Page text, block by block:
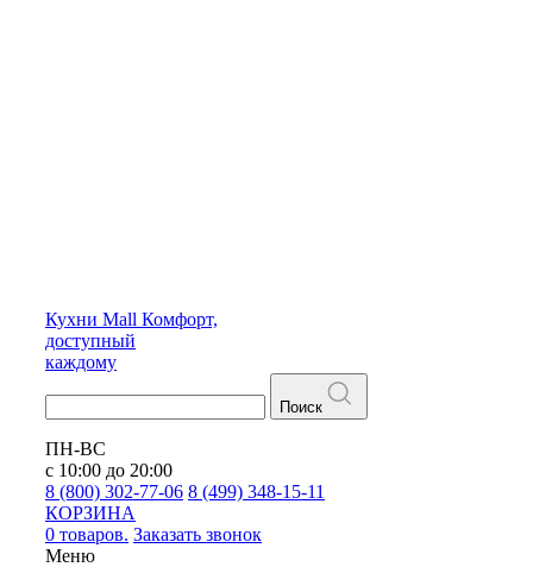
Кухни Mall Комфорт,
доступный
каждому
Поиск
ПН-ВС
с 10:00 до 20:00
8 (800) 302-77-06 8 (499) 348-15-11
КОРЗИНА
0 товаров. Заказать звонок
Меню